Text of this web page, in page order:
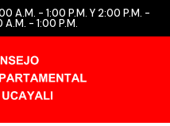
A.M. - 1:00 P.M. Y 2:00 P.M. -
A.M. - 1:00 P.M.